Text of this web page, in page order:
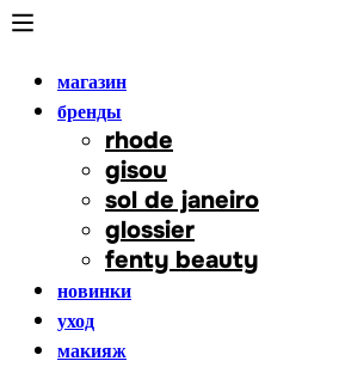
магазин
бренды
rhode
gisou
sol de janeiro
glossier
fenty beauty
новинки
уход
макияж